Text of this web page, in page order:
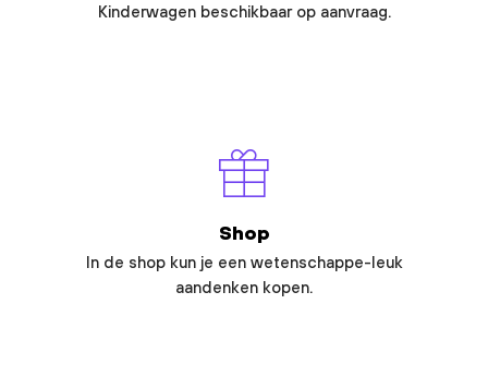
Kinderwagen beschikbaar op aanvraag.
Shop
In de shop kun je een wetenschappe-leuk
aandenken kopen.